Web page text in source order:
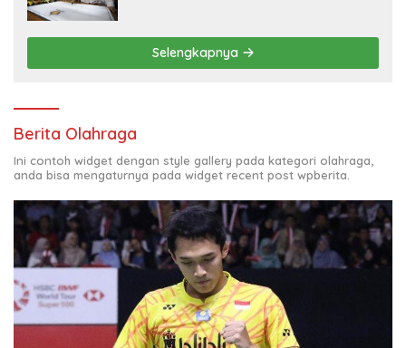
Selengkapnya
Berita Olahraga
Ini contoh widget dengan style gallery pada kategori olahraga,
anda bisa mengaturnya pada widget recent post wpberita.